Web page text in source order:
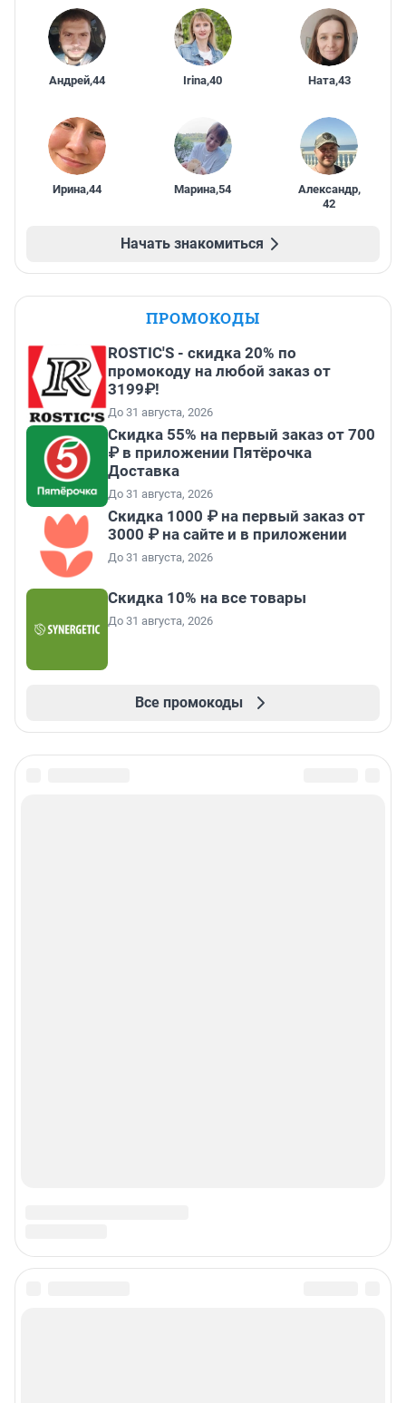
Андрей,44 Irina,40 Ната,43
Ирина,44 Марина,54 Александр,
42
Начать знакомиться
ПРОМОКОДЫ
ROSTIC'S - скидка 20% по
промокоду на любой заказ от
3199₽!
До 31 августа, 2026
Скидка 55% на первый заказ от 700
₽ в приложении Пятёрочка
Доставка
До 31 августа, 2026
Скидка 1000 ₽ на первый заказ от
3000 ₽ на сайте и в приложении
До 31 августа, 2026
Скидка 10% на все товары
До 31 августа, 2026
Все промокоды